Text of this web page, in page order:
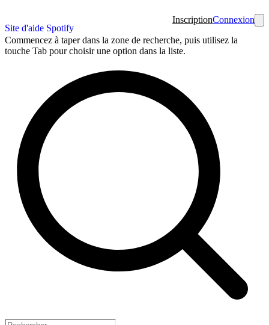
Site d'aide Spotify
InscriptionConnexion
Commencez à taper dans la zone de recherche, puis utilisez la
touche Tab pour choisir une option dans la liste.